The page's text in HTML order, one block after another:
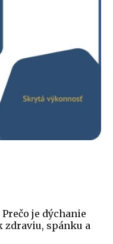
je dýchanie
zdraviu, spánku a